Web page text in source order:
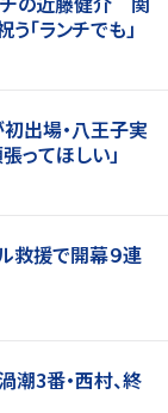
「ランチでも」
出場・八王子実
ってほしい」
救援で開幕９連
3番・西村、終